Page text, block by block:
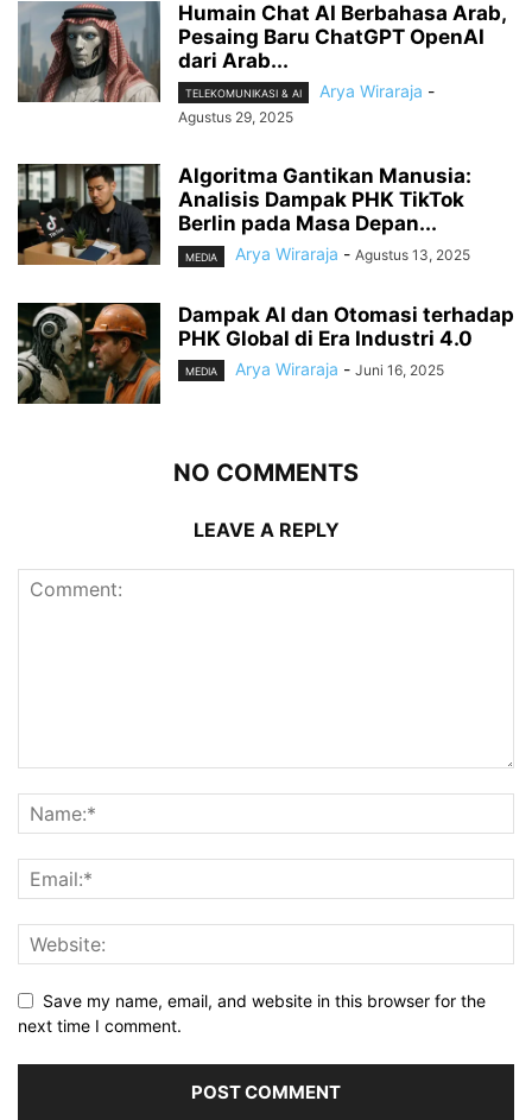
Humain Chat AI Berbahasa Arab,
Pesaing Baru ChatGPT OpenAI
dari Arab...
TELEKOMUNIKASI & AI Arya Wiraraja -
Agustus 29, 2025
Algoritma Gantikan Manusia:
Analisis Dampak PHK TikTok
Berlin pada Masa Depan...
MEDIA Arya Wiraraja - Agustus 13, 2025
Dampak AI dan Otomasi terhadap
PHK Global di Era Industri 4.0
MEDIA Arya Wiraraja - Juni 16, 2025
NO COMMENTS
LEAVE A REPLY
Save my name, email, and website in this browser for the
next time I comment.